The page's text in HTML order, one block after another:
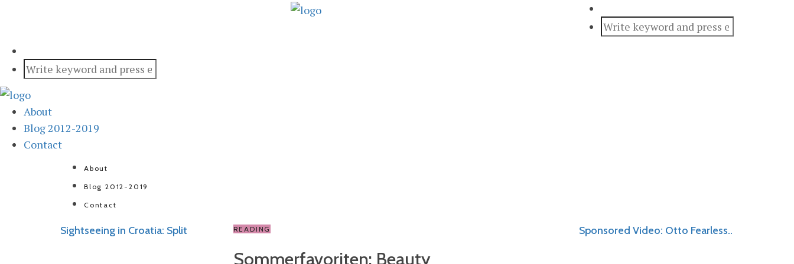
About
Blog 2012-2019
Contact
About
Blog 2012-2019
Contact
Sightseeing in Croatia: Split READING
Sommerfavoriten: Beauty
Sponsored Video: Otto Fearless..